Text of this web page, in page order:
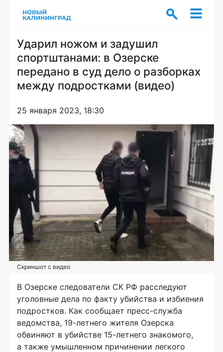
Ударил ножом и задушил
спортштанами: в Озерске
передано в суд дело о разборках
между подростками (видео)
25 января 2023, 18:30
Скриншот с видео
В Озерске следователи СК РФ расследуют
уголовные дела по факту убийства и избиения
подростков. Как сообщает пресс-служба
ведомства, 19-летнего жителя Озерска
обвиняют в убийстве 15-летнего знакомого,
а также умышленном причинении легкого